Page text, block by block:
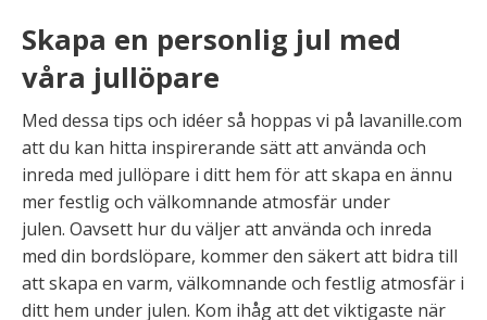
Skapa en personlig jul med
våra jullöpare
Med dessa tips och idéer så hoppas vi på lavanille.com
att du kan hitta inspirerande sätt att använda och
inreda med jullöpare i ditt hem för att skapa en ännu
mer festlig och välkomnande atmosfär under
julen. Oavsett hur du väljer att använda och inreda
med din bordslöpare, kommer den säkert att bidra till
att skapa en varm, välkomnande och festlig atmosfär i
ditt hem under julen. Kom ihåg att det viktigaste när